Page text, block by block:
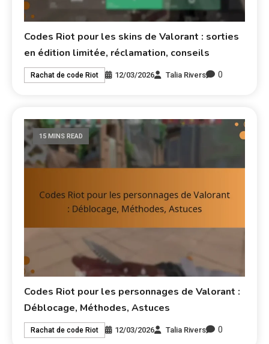
Codes Riot pour les skins de Valorant : sorties
en édition limitée, réclamation, conseils
Rachat de code Riot 12/03/2026 Talia Rivers 0
15 MINS READ
Codes Riot pour les personnages de Valorant :
Déblocage, Méthodes, Astuces
Rachat de code Riot 12/03/2026 Talia Rivers 0